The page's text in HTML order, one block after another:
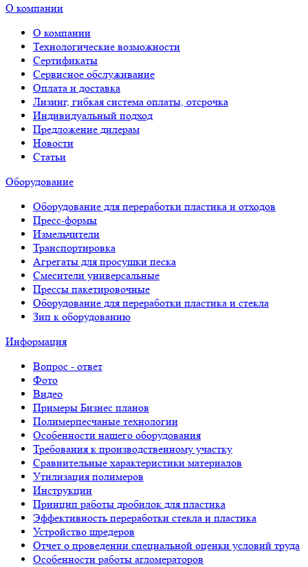
О компании
О компании
Технологические возможности
Сертификаты
Сервисное обслуживание
Оплата и доставка
Лизинг, гибкая система оплаты, отсрочка
Индивидуальный подход
Предложение дилерам
Новости
Статьи
Оборудование
Оборудование для переработки пластика и отходов
Пресс-формы
Измельчители
Транспортировка
Агрегаты для просушки песка
Смесители универсальные
Прессы пакетировочные
Оборудование для переработки пластика и стекла
Зип к оборудованию
Информация
Вопрос - ответ
Фото
Видео
Примеры Бизнес планов
Полимерпесчаные технологии
Особенности нашего оборудования
Требования к производственному участку
Сравнительные характеристики материалов
Утилизация полимеров
Инструкции
Принцип работы дробилок для пластика
Эффективность переработки стекла и пластика
Устройство шредеров
Отчет о проведении специальной оценки условий труда
Особенности работы агломераторов